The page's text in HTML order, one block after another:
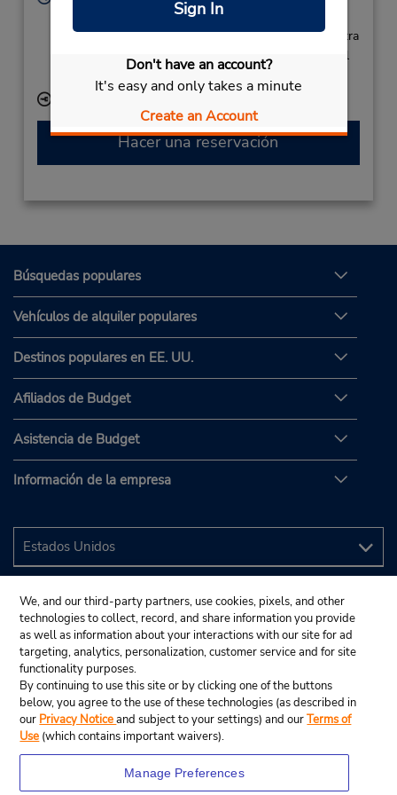
Sign In
Don't have an account?
It's easy and only takes a minute
Create an Account
Sun - Sat 8:00 AM - 12:00 AM
Si llega en avión, el mostrador de alquiler se encuentra
dentro de la terminal con una caminata corta hasta el
estacionamiento.
Hacer una reservación
Búsquedas populares
Vehículos de alquiler populares
Destinos populares en EE. UU.
Afiliados de Budget
Asistencia de Budget
Información de la empresa
We, and our third-party partners, use cookies, pixels, and other
technologies to collect, record, and share information you provide
as well as information about your interactions with our site for ad
targeting, analytics, personalization, customer service and for site
functionality purposes.
By continuing to use this site or by clicking one of the buttons
below, you agree to the use of these technologies (as described in
our Privacy Noticeand subject to your settings) and ourTerms of
Use (which contains important waivers).
Manage Preferences